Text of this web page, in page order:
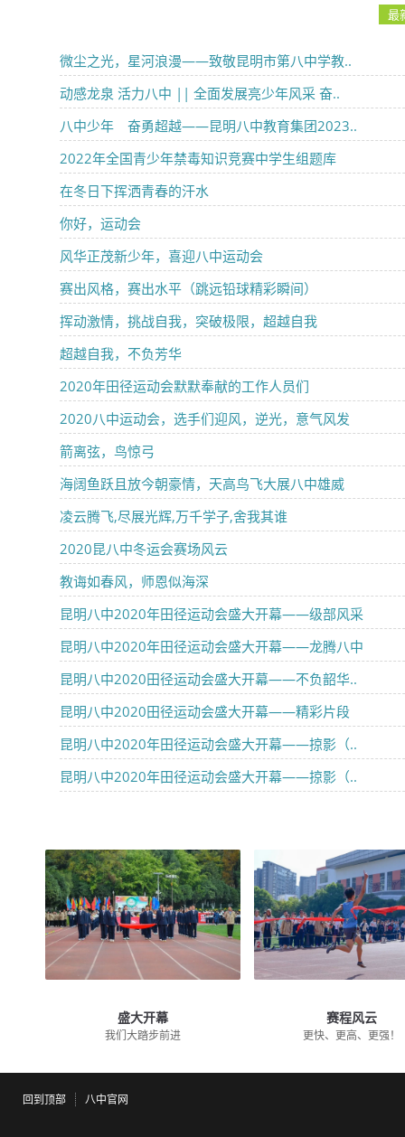
最
微尘之光，星河浪漫——致敬昆明市第八中学教..
动感龙泉 活力八中 || 全面发展亮少年风采 奋..
八中少年 奋勇超越——昆明八中教育集团2023..
2022年全国青少年禁毒知识竞赛中学生组题库
在冬日下挥洒青春的汗水
你好，运动会
风华正茂新少年，喜迎八中运动会
赛出风格，赛出水平（跳远铅球精彩瞬间）
挥动激情，挑战自我，突破极限，超越自我
超越自我，不负芳华
2020年田径运动会默默奉献的工作人员们
2020八中运动会，选手们迎风，逆光，意气风发
箭离弦，鸟惊弓
海阔鱼跃且放今朝豪情，天高鸟飞大展八中雄威
凌云腾飞,尽展光辉,万千学子,舍我其谁
2020昆八中冬运会赛场风云
教诲如春风，师恩似海深
昆明八中2020年田径运动会盛大开幕——级部风采
昆明八中2020年田径运动会盛大开幕——龙腾八中
昆明八中2020田径运动会盛大开幕——不负韶华..
昆明八中2020田径运动会盛大开幕——精彩片段
昆明八中2020年田径运动会盛大开幕——掠影（..
昆明八中2020年田径运动会盛大开幕——掠影（..
盛大开幕
我们大踏步前进
赛程风云
更快、更高、更强！
回到顶部 八中官网